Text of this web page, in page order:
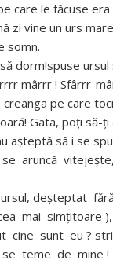
care le făcuse era
zi vine un urs
somn.
dorm!spuse
mârrr ! Sfârrr-
creanga pe care
Gata, poţi să-
aşteptă să i se
se aruncă
deşteptat
mai simţitoare
cine sunt eu ?
teme de mine !